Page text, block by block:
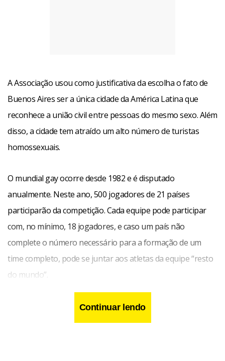
A Associação usou como justificativa da escolha o fato de
Buenos Aires ser a única cidade da América Latina que
reconhece a união civil entre pessoas do mesmo sexo. Além
disso, a cidade tem atraído um alto número de turistas
homossexuais.
O mundial gay ocorre desde 1982 e é disputado
anualmente. Neste ano, 500 jogadores de 21 países
participarão da competição. Cada equipe pode participar
com, no mínimo, 18 jogadores, e caso um país não
complete o número necessário para a formação de um
time completo, pode se juntar aos atletas da equipe “resto
do mundo”.
Continuar lendo